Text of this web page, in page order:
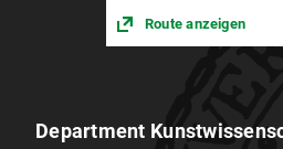
Route anzeigen
Department